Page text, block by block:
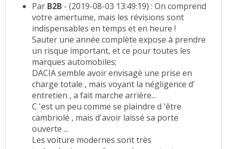
Par B2B - (2019-08-03 13:49:19) : On comprend
votre amertume, mais les révisions sont
indispensables en temps et en heure !
Sauter une année complète expose à prendre
un risque important, et ce pour toutes les
marques automobiles;
DACIA semble avoir envisagé une prise en
charge totale , mais voyant la négligence d'
entretien , a fait marche arrière...
C 'est un peu comme se plaindre d 'être
cambriolé , mais d'avoir laissé sa porte
ouverte ...
Les voiture modernes sont très